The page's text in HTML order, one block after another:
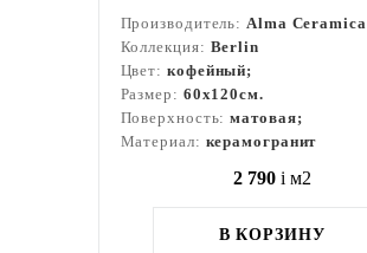
Производитель:Alma Ceramica
Коллекция: Berlin
Цвет: кофейный;
Размер: 60x120см.
Поверхность:матовая;
Материал: керамогранит
2 790 i м2
В КОРЗИНУ